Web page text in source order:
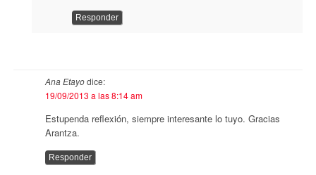
Responder
Ana Etayodice:
19/09/2013 a las 8:14 am
Estupenda reflexión, siempre interesante lo tuyo. Gracias
Arantza.
Responder